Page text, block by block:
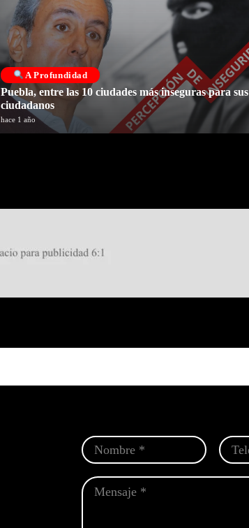
A Profundidad
Puebla, entre las 10 ciudades más inseguras para sus
ciudadanos
hace 1 año